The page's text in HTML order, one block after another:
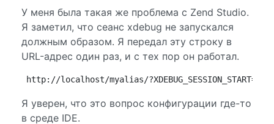
У меня была такая же проблема с Zend Studio.
Я заметил, что сеанс xdebug не запускался
должным образом. Я передал эту строку в
URL-адрес один раз, и с тех пор он работал.
http://localhost/myalias/
Я уверен, что это вопрос конфигурации где-то
в среде IDE.